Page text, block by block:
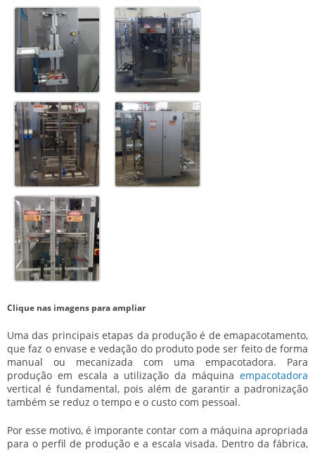
Clique nas imagens para ampliar
Uma das principais etapas da produção é de emapacotamento,
que faz o envase e vedação do produto pode ser feito de forma
manual ou mecanizada com uma empacotadora. Para
produção em escala a utilização da máquina empacotadora
vertical é fundamental, pois além de garantir a padronização
também se reduz o tempo e o custo com pessoal.
Por esse motivo, é imporante contar com a máquina apropriada
para o perfil de produção e a escala visada. Dentro da fábrica,